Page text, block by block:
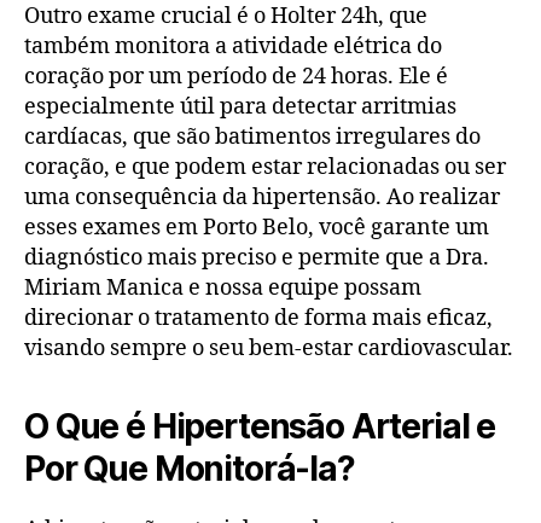
Outro exame crucial é o Holter 24h, que
também monitora a atividade elétrica do
coração por um período de 24 horas. Ele é
especialmente útil para detectar arritmias
cardíacas, que são batimentos irregulares do
coração, e que podem estar relacionadas ou ser
uma consequência da hipertensão. Ao realizar
esses exames em Porto Belo, você garante um
diagnóstico mais preciso e permite que a Dra.
Miriam Manica e nossa equipe possam
direcionar o tratamento de forma mais eficaz,
visando sempre o seu bem-estar cardiovascular.
O Que é Hipertensão Arterial e
Por Que Monitorá-la?